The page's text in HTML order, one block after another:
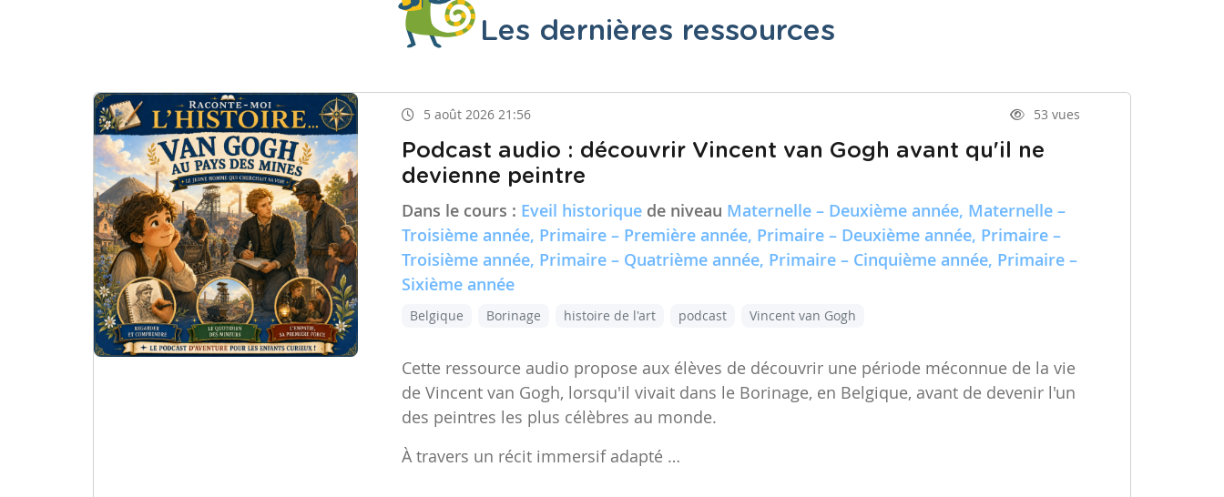
Les dernières ressources
5 août 2026 21:56 53 vues
Podcast audio : découvrir Vincent van Gogh avant qu'il ne
devienne peintre
Dans le cours : Eveil historique de niveau Maternelle – Deuxième année, Maternelle –
Troisième année, Primaire – Première année, Primaire – Deuxième année, Primaire –
Troisième année, Primaire – Quatrième année, Primaire – Cinquième année, Primaire –
Sixième année
Belgique Borinage histoire de l'art podcast Vincent van Gogh
Cette ressource audio propose aux élèves de découvrir une période méconnue de la vie
de Vincent van Gogh, lorsqu'il vivait dans le Borinage, en Belgique, avant de devenir l'un
des peintres les plus célèbres au monde.
À travers un récit immersif adapté …